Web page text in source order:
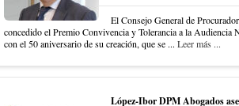
El Consejo General de
concedido el Premio Convivencia y Tolerancia a la Audiencia
con el 50 aniversario de su creación, que se ... Leer más ...
López-Ibor DPM Abogados